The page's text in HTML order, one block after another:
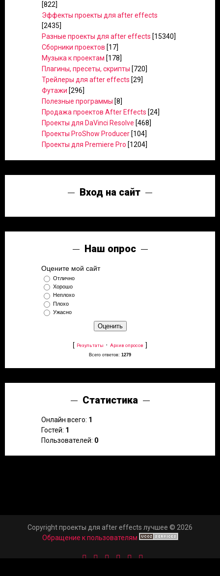
[822]
Эффекты проекты для after effects
[2435]
Разные проекты для after effects [15340]
Сборники проектов [17]
Музыка к проектам [178]
Плагины, пресеты, скрипты [720]
Трейлеры для after effects [29]
Футажи [296]
Полезные программы [8]
Продажа проектов After Effects [24]
Проекты для DaVinci Resolve [468]
Проекты ProShow Producer [104]
Проекты для Premiere Pro [1204]
Вход на сайт
Наш опрос
Оцените мой сайт
Отлично
Хорошо
Неплохо
Плохо
Ужасно
[ Результаты · Архив опросов ]
Всего ответов: 1279
Статистика
Онлайн всего: 1
Гостей: 1
Пользователей: 0
Copyright проекты для after effects лучшее © 2026
Обращение к пользователям